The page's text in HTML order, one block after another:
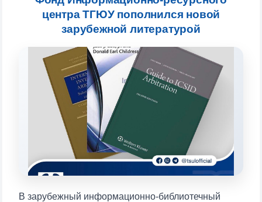
центра ТГЮУ пополнился новой
зарубежной литературой
В зарубежный информационно-библиотечный
Оставляйте здесь свои обращения по
вопросам приёма.
Выберите тему — затем появятся
конкретные вопросы:
1. Документы (бакалавр) (5)
6. Онлайн-заявки (15)
9. Квота (магистратура) (1)
✉️ Написать администратору